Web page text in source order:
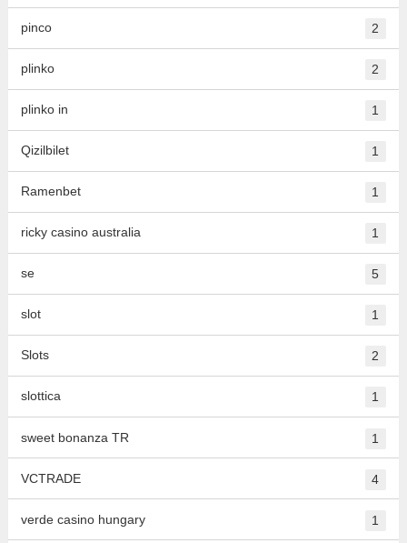
pinco 2
plinko 2
plinko in 1
Qizilbilet 1
Ramenbet 1
ricky casino australia 1
se 5
slot 1
Slots 2
slottica 1
sweet bonanza TR 1
VCTRADE 4
verde casino hungary 1